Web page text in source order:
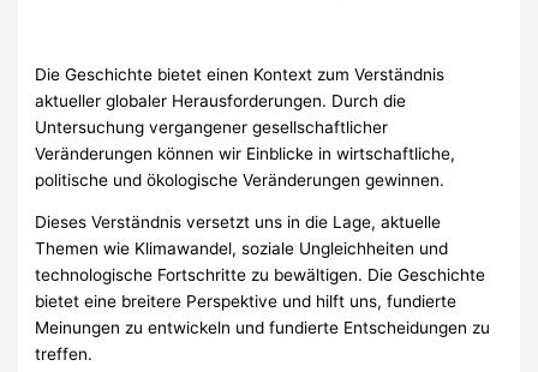
Die Geschichte bietet einen Kontext zum Verständnis
aktueller globaler Herausforderungen. Durch die
Untersuchung vergangener gesellschaftlicher
Veränderungen können wir Einblicke in wirtschaftliche,
politische und ökologische Veränderungen gewinnen.
Dieses Verständnis versetzt uns in die Lage, aktuelle
Themen wie Klimawandel, soziale Ungleichheiten und
technologische Fortschritte zu bewältigen. Die Geschichte
bietet eine breitere Perspektive und hilft uns, fundierte
Meinungen zu entwickeln und fundierte Entscheidungen zu
treffen.